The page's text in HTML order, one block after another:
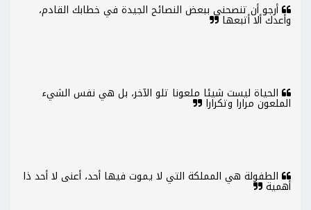
أرجو أن تنصحني ببعض النصائح الجيدة في خطابك القادم،
وأعدك ألا أتبعها
الحياة ليست شيئا ملعونا تلو الآخر، بل هي نفس الشيء
الملعون مرارا وتكرارا
الطفولة هي المملكة التي لا يموت فيها أحد، أعنى لا أحد ذا
أهمية